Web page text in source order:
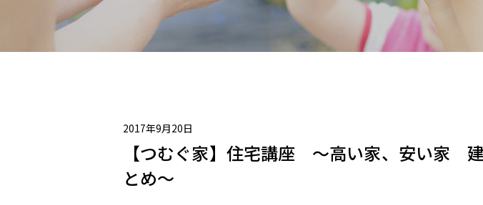
2017年9月20日
【つむぐ家】住宅講座 ～高い家、安い家
とめ～